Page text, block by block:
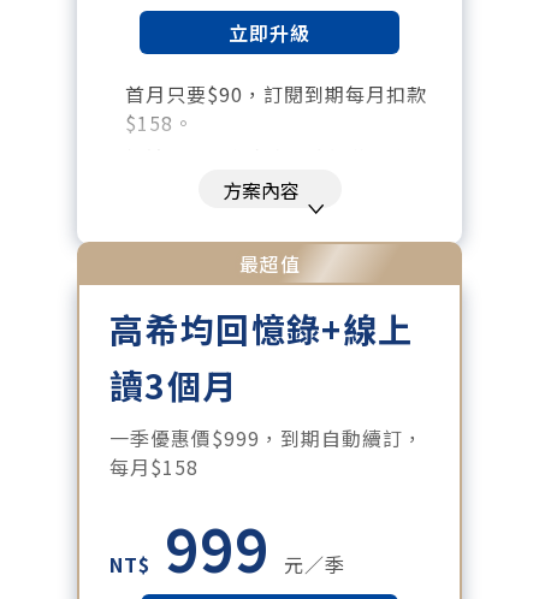
立即升級
首月只要$90，訂閱到期每月扣款
$158。
刊、特刊。​
每「季」一場訂戶專屬空中沙龍。
每月下載編輯整理精華知識包。
訂閱專屬電子報：國際、金融、科
技趨勢報。
方案內容
最超值
高希均回憶錄+線上
讀3個月
一季優惠價$999，到期自動續訂，
每月$158
NT$ 999
元／季